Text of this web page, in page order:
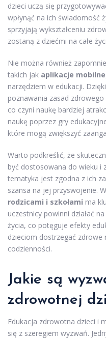
dzieci uczą się
wpłynąć na ich świadomość
sprzyjają wykształceniu
zostaną z dziećmi na całe
Nie można również
takich jak aplikacje mobilne
narzędziem w edukacji.
poznawania zasad
co czyni naukę bardziej
naukę poprzez gry
które mogą zwiększyć
Warto podkreślić, że
być dostosowana do wieku i
tematyka jest zgodna z ich
szansa na jej przyswojenie.
rodzicami i szkołami ma
uczestnicy powinni działać
życia, co potęguje efekty
dzieciom dostrzegać zdrowe
codzienności.
Jakie są
zdrowotnej
Edukacja zdrowotna dzieci i
się z szeregiem wyzwań.